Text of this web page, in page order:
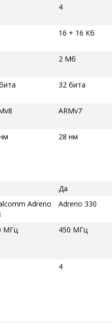
4
16 + 16 Кб
2 Мб
32 бита
ARMv7
28 нм
Да
Adreno
Adreno 330
МГц 450 МГц
4